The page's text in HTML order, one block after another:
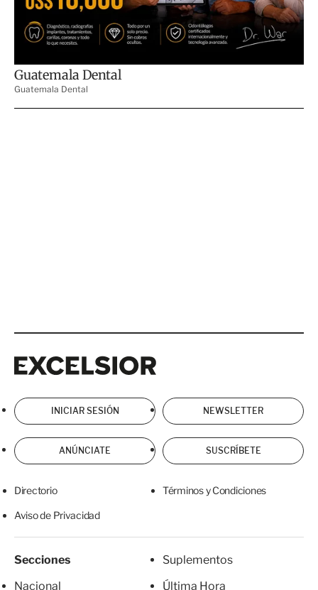
INICIAR SESIÓN NEWSLETTER
ANÚNCIATE SUSCRÍBETE
Directorio Términos y Condiciones
Aviso de Privacidad
Secciones
Nacional
Suplementos
Última Hora